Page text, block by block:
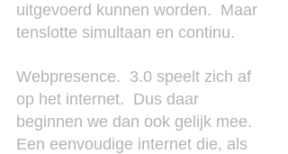
uitgevoerd kunnen worden.  Maar
tenslotte simultaan en continu.
Webpresence.  3.0 speelt zich af
op het internet.  Dus daar
beginnen we dan ook gelijk mee.
Een eenvoudige internet die, als